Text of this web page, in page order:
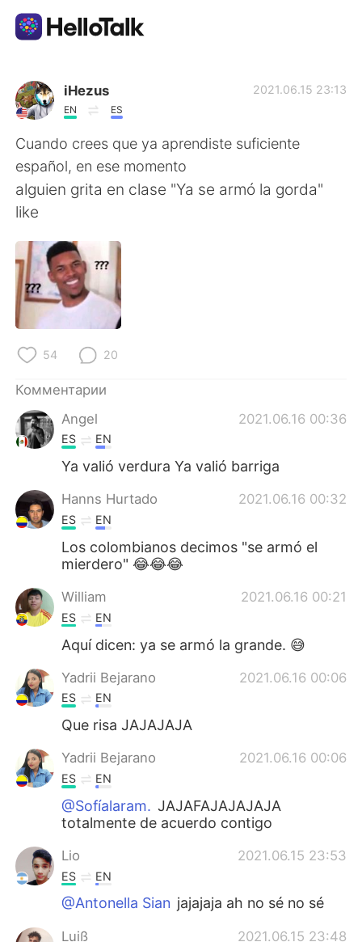
Приложение для Языкового Обмена
AI Grammar Checker
Русский
English
繁體中文
العربية
Deutsch
한국어
Indonesia
Türkçe
Português
iHezus
EN ES
2021.06.15 23:13
Cuando crees que ya aprendiste suficiente
español, en ese momento
alguien grita en clase "Ya se armó la gorda"
like
54 20
Комментарии
Angel
2021.06.16 00:36
ES EN
Ya valió verdura Ya valió barriga
Hanns Hurtado 2021.06.16 00:32
ES EN
Los colombianos decimos "se armó el
mierdero" 😂😂😂
William 2021.06.16 00:21
ES EN
Aquí dicen: ya se armó la grande. 😅
Yadrii Bejarano 2021.06.16 00:06
ES EN
Que risa JAJAJAJA
Yadrii Bejarano 2021.06.16 00:06
ES EN
@Sofíalaram. JAJAFAJAJAJAJA
totalmente de acuerdo contigo
Lio 2021.06.15 23:53
ES EN
@Antonella Sian jajajaja ah no sé no sé
Luiß 2021.06.15 23:48